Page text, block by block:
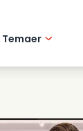
Temaer
Mysterier